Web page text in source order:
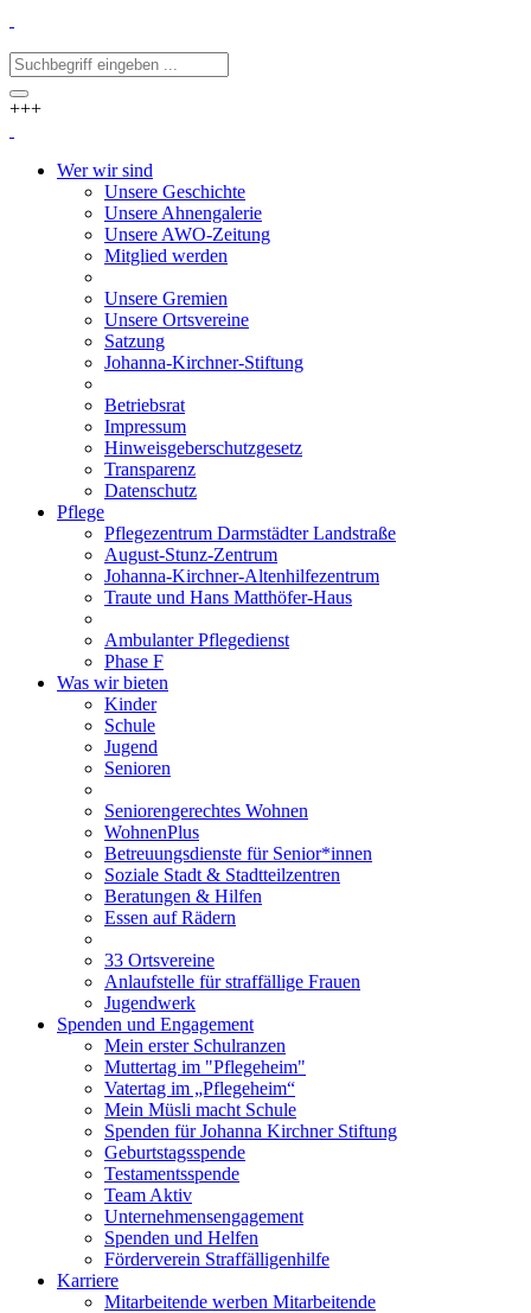
+++
Wer wir sind
Unsere Geschichte
Unsere Ahnengalerie
Unsere AWO-Zeitung
Mitglied werden
Unsere Gremien
Unsere Ortsvereine
Satzung
Johanna-Kirchner-Stiftung
Betriebsrat
Impressum
Hinweisgeberschutzgesetz
Transparenz
Datenschutz
Pflege
Pflegezentrum Darmstädter Landstraße
August-Stunz-Zentrum
Johanna-Kirchner-Altenhilfezentrum
Traute und Hans Matthöfer-Haus
Ambulanter Pflegedienst
Phase F
Was wir bieten
Kinder
Schule
Jugend
Senioren
Seniorengerechtes Wohnen
WohnenPlus
Betreuungsdienste für Senior*innen
Soziale Stadt & Stadtteilzentren
Beratungen & Hilfen
Essen auf Rädern
33 Ortsvereine
Anlaufstelle für straffällige Frauen
Jugendwerk
Spenden und Engagement
Mein erster Schulranzen
Muttertag im "Pflegeheim"
Vatertag im „Pflegeheim“
Mein Müsli macht Schule
Spenden für Johanna Kirchner Stiftung
Geburtstagsspende
Testamentsspende
Team Aktiv
Unternehmensengagement
Spenden und Helfen
Förderverein Straffälligenhilfe
Karriere
Mitarbeitende werben Mitarbeitende